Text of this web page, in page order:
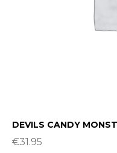
DEVILS CANDY
€31.95